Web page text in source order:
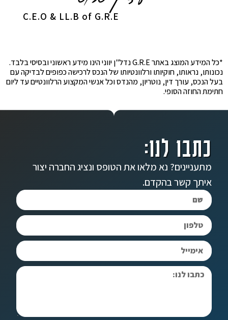
C.E.O & LL.B of G.R.E
*כל המידע המוצג באתר G.R.E נדל"ן יווני הינו מידע ראשוני ובסיסי בלבד.
נכונותו, נראותו, חוקיותו ורלוונטיותו של הנכס לרכישה כפופים לבדיקה עם
בעל הנכס, עורך דין, נוטריון, מהנדס וכל אנשי המקצוע הרלוונטיים עד ליום
חתימת החוזה הסופי.
כתבו לנו:
מתעניינים? נא מלאו את הטופס ונציג החברה יצור
איתך קשר בהקדם.